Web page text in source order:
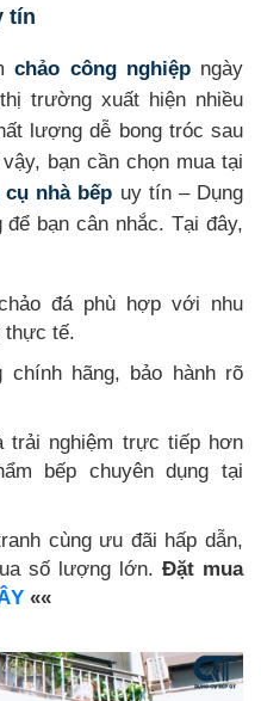
tín
chảo công nghiệpngày
trường xuất hiện nhiều
lượng dễ bong tróc sau
bạn cần chọn mua tại
nhà bếp uy tín – Dụng
bạn cân nhắc. Tại đây,
đá phù hợp với nhu
thực tế.
chính hãng, bảo hành rõ
trải nghiệm trực tiếp hơn
bếp chuyên dụng tại
cùng ưu đãi hấp dẫn,
số lượng lớn. Đặt mua
««